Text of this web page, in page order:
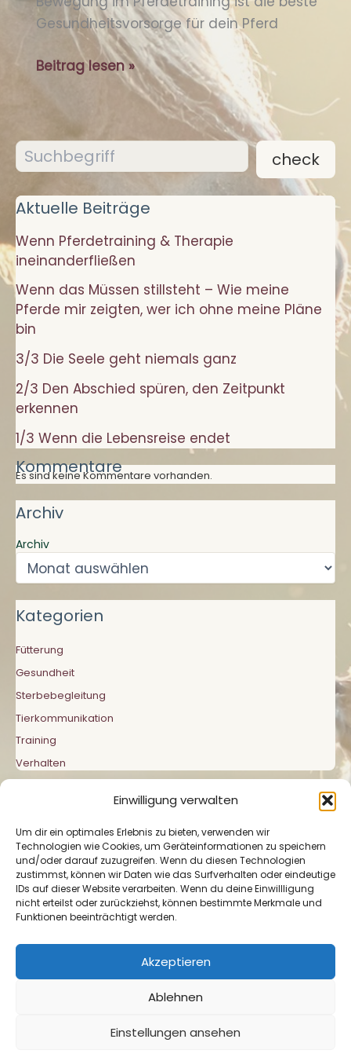
Einwilligung verwalten
Um dir ein optimales Erlebnis zu bieten, verwenden wir
Technologien wie Cookies, um Geräteinformationen zu speichern
und/oder darauf zuzugreifen. Wenn du diesen Technologien
zustimmst, können wir Daten wie das Surfverhalten oder eindeutige
IDs auf dieser Website verarbeiten. Wenn du deine Einwillligung
nicht erteilst oder zurückziehst, können bestimmte Merkmale und
Funktionen beeinträchtigt werden.
Akzeptieren
Ablehnen
Einstellungen ansehen
Gesundheitsvorsorge für dein Pferd
Wenn
Pferdetraining
ineinanderfließen
Beitrag lesen »
Suchen
check
Aktuelle Beiträge
Wenn Pferdetraining & Therapie
ineinanderfließen
Wenn das Müssen stillsteht – Wie meine
Pferde mir zeigten, wer ich ohne meine Pläne
bin
3/3 Die Seele geht niemals ganz
2/3 Den Abschied spüren, den Zeitpunkt
erkennen
1/3 Wenn die Lebensreise endet
Kommentare
Es sind keine Kommentare vorhanden.
Archiv
Archiv
Kategorien
Fütterung
Gesundheit
Sterbebegleitung
Tierkommunikation
Training
Verhalten
Impressum|Datenschutzerklärung|Cookie-
Richtlinie
Einklang & Balance | Präsentiert vonAstra-WordPress-